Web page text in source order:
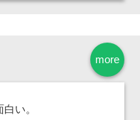
more
い。